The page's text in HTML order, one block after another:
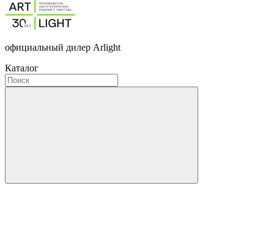
официальный дилер Arlight
Каталог